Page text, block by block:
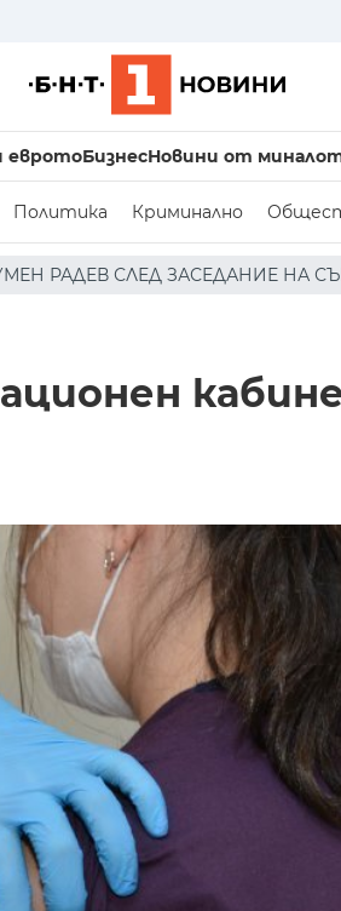
евротоБизнесНовини от
Политика Криминално
НА СЪВЕТА ПО